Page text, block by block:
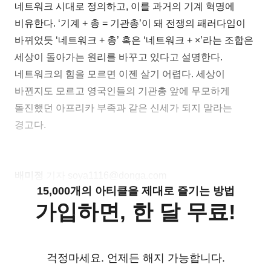
네트워크 시대로 정의하고, 이를 과거의 기계 혁명에
비유한다. ‘기계 + 총 = 기관총’이 돼 전쟁의 패러다임이
바뀌었듯 ‘네트워크 + 총’ 혹은 ‘네트워크 + ×’라는 조합은
세상이 돌아가는 원리를 바꾸고 있다고 설명한다.
네트워크의 힘을 모르면 이젠 살기 어렵다. 세상이
바뀐지도 모르고 영국인들의 기관총 앞에 무모하게
돌진했던 아프리카 부족과 같은 신세가 되지 말라는
경고다.
15,000개의 아티클을 제대로 즐기는 방법
가입하면, 한 달 무료!
걱정마세요. 언제든 해지 가능합니다.